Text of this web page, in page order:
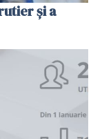
și a